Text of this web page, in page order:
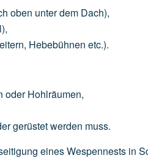
oben unterdem Dach),
Hebebühnen etc.).
oder Hohlräumen,
gerüstetwerden muss.
eines Wespennests in